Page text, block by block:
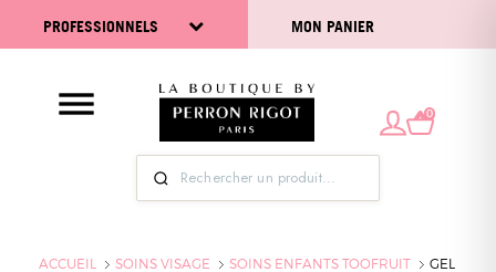
PROFESSIONNELS MON PANIER
0
ACCUEIL SOINS VISAGE SOINS ENFANTS TOOFRUIT
GEL